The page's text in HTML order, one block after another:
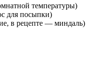
температуры)
для посыпки)
в рецепте — миндаль)